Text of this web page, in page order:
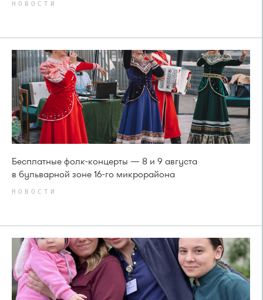
НОВОСТИ
Бесплатные фолк-концерты — 8 и 9 августа
в бульварной зоне 16-го микрорайона
НОВОСТИ